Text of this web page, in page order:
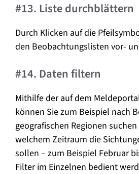
#13. Liste durchblättern
Durch Klicken auf die
den Beobachtungslisten vor-
#14. Daten filtern
Mithilfe der auf dem
können Sie zum Beispiel nach
geografischen Regionen
welchem Zeitraum die
sollen – zum Beispiel Februar
Filter im Einzelnen bedient